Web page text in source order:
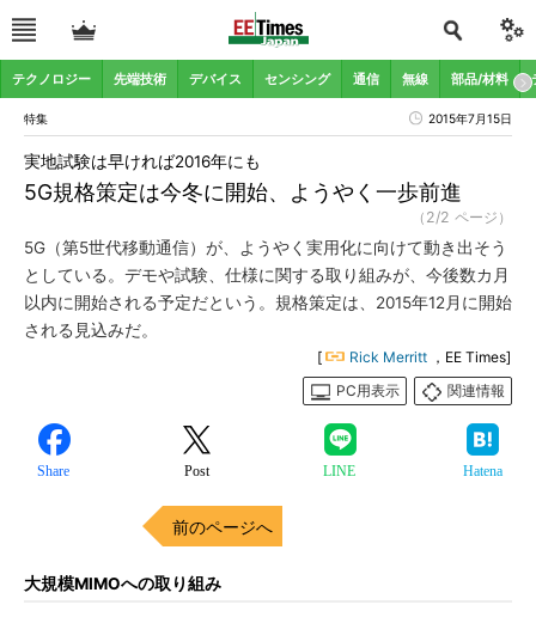
テクノロジー 先端技術 デバイス センシング 通信 無線 部品/材料
特集 2015年7月15日
5G規格策定は今冬に開始、ようやく一歩前進
実地試験は早ければ2016年にも
（2/2 ページ）
5G（第5世代移動通信）が、ようやく実用化に向けて動き出そう
としている。デモや試験、仕様に関する取り組みが、今後数カ月
以内に開始される予定だという。規格策定は、2015年12月に開始
される見込みだ。
[ Rick Merritt ，EE Times]
PC用表示
関連情報
Share Post LINE Hatena
前のページへ
大規模MIMOへの取り組み